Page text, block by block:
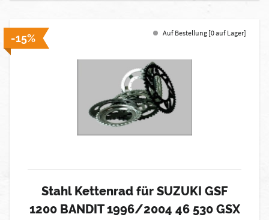
-15% Auf Bestellung [0 auf Lager]
Stahl Kettenrad für SUZUKI GSF
1200 BANDIT 1996/2004 46 530 GSX